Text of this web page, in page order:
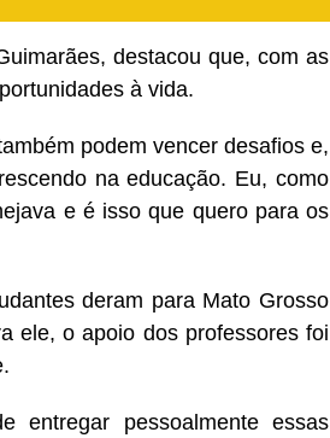
destacou que, com as
à vida.
podem vencer desafios e,
na educação. Eu, como
e é isso que quero para os
deram para Mato Grosso
ele, o apoio dos professores foi
entregar pessoalmente essas